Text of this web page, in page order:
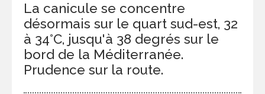
La canicule se concentre
désormais sur le quart sud-est, 32
à 34°C, jusqu'à 38 degrés sur le
bord de la Méditerranée.
Prudence sur la route.